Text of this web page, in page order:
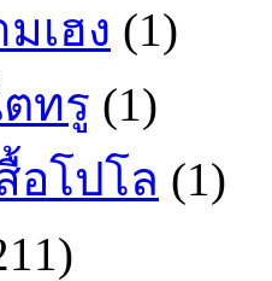
เฮง (1)
ทรู (1)
อโปโล (1)